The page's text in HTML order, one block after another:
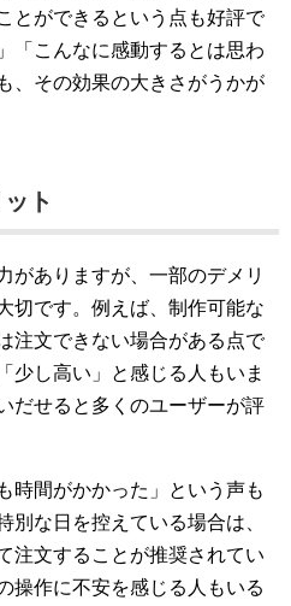
とができるという点も好評で
「こんなに感動するとは思わ
、その効果の大きさがうかが
ト
がありますが、一部のデメリ
切です。例えば、制作可能な
注文できない場合がある点で
少し高い」と感じる人もいま
だせると多くのユーザーが評
時間がかかった」という声も
別な日を控えている場合は、
注文することが推奨されてい
操作に不安を感じる人もいる